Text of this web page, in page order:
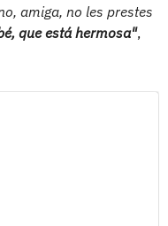
amiga, no les prestes
que está hermosa",